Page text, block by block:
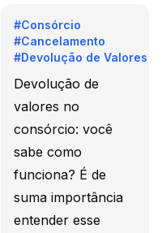
#Consórcio
#Cancelamento
#Devolução de Valores
Devolução de
valores no
consórcio: você
sabe como
funciona? É de
suma importância
entender esse